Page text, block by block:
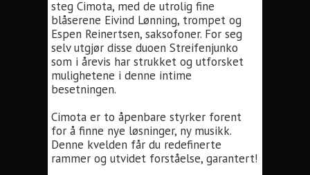
steg Cimota, med de utrolig fine
blåserene Eivind Lønning, trompet og
Espen Reinertsen, saksofoner. For seg
selv utgjør disse duoen Streifenjunko
som i årevis har strukket og utforsket
mulighetene i denne intime
besetningen.
Cimota er to åpenbare styrker forent
for å finne nye løsninger, ny musikk.
Denne kvelden får du redefinerte
rammer og utvidet forståelse, garantert!